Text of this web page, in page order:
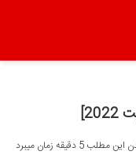
مطلب 5 دقیقه زمان میبرد